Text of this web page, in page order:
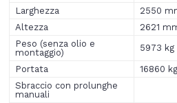
Larghezza
2550
Altezza
2621
Peso (senza olio e
montaggio)
5973 kg
Portata 16860 kg
Sbraccio con prolunghe
manuali